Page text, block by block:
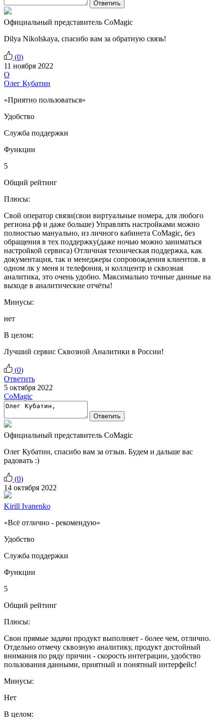
Ответить
Официальный представитель CoMagic
Dilya Nikolskaya, спасибо вам за обратную связь!
(0)
11 ноября 2022
О
Олег Кубатин
«Приятно пользоваться»
Удобство
Служба поддержки
Функции
5
Общий рейтинг
Плюсы:
Свой оператор связи(свои виртуальные номера, для любого
региона рф и даже больше) Управлять настройками можно
полностью мануально, из личного кабинета CoMagic, без
обращения в тех поддержку(даже ночью можно заниматься
настройкой сервиса) Отличная техническая поддержка, как
документация, так и менеджеры сопровождения клиентов. в
одном лк у меня и телефония, и коллцентр и сквозная
аналитика, это очень удобно. Максимально точные данные на
выходе в аналитические отчёты!
Минусы:
нет
В целом:
Лучший сервис Сквозной Аналитики в России!
(0)
Ответить
5 октября 2022
CoMagic
Ответить
Официальный представитель CoMagic
Олег Кубатин, спасибо вам за отзыв. Будем и дальше вас
радовать :)
(0)
14 октября 2022
Kirill Ivanenko
«Всё отлично - рекомендую»
Удобство
Служба поддержки
Функции
5
Общий рейтинг
Плюсы:
Свои прямые задачи продукт выполняет - более чем, отлично.
Отдельно отмечу сквозную аналитику, продукт достойный
внимания по ряду причин - скорость интеграции, удобство
пользования данными, приятный и понятный интерфейс!
Минусы:
Нет
В целом: